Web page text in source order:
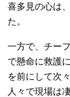
喜多見の心は
た。
一方で、チー
で懸命に救護
を前にして次
人々で現場は